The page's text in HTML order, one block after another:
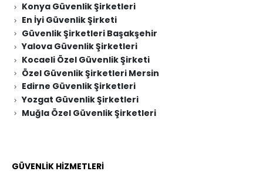
Konya Güvenlik Şirketleri
En İyi Güvenlik Şirketi
Güvenlik Şirketleri Başakşehir
Yalova Güvenlik Şirketleri
Kocaeli Özel Güvenlik Şirketi
Özel Güvenlik Şirketleri Mersin
Edirne Güvenlik Şirketleri
Yozgat Güvenlik Şirketleri
Muğla Özel Güvenlik Şirketleri
GÜVENLİK HİZMETLERİ